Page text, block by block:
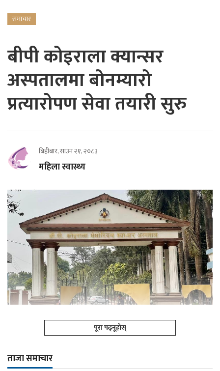
समाचार
बीपी कोइराला क्यान्सर
अस्पतालमा बोनम्यारो
प्रत्यारोपण सेवा तयारी सुरु
बिहीबार, साउन २१, २०८३
महिला स्वास्थ्य
पूरा पढ्नूहोस्
ताजा समाचार